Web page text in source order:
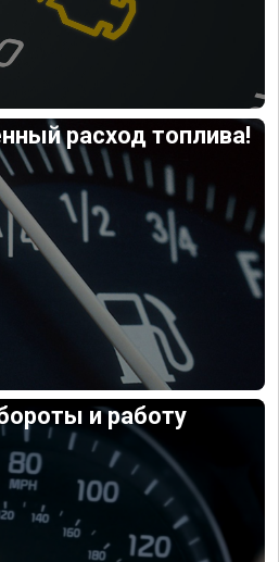
расход топлива!
и работу